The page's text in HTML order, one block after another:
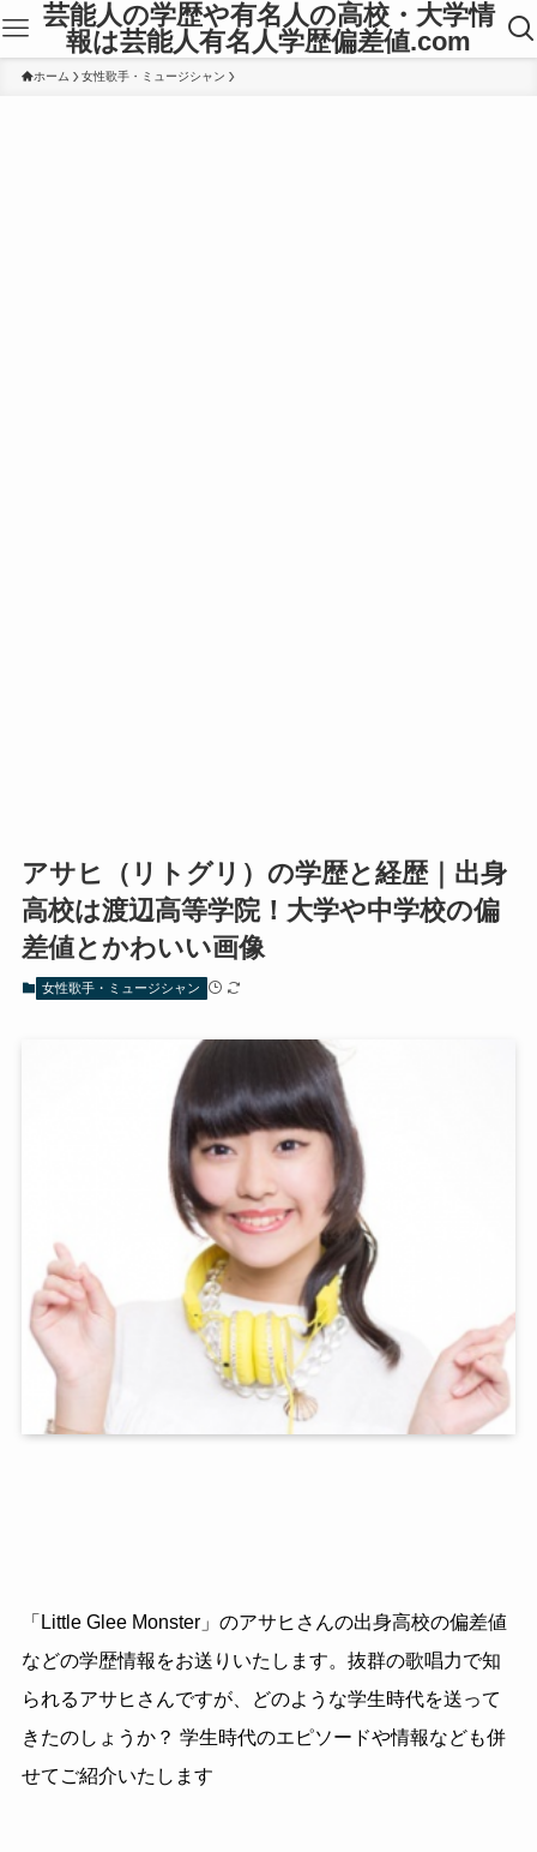
芸能人の学歴や有名人の高校・大学情
報は芸能人有名人学歴偏差値.com
ホーム 女性歌手・ミュージシャン
アサヒ（リトグリ）の学歴と経歴｜出身
高校は渡辺高等学院！大学や中学校の偏
差値とかわいい画像
女性歌手・ミュージシャン
「Little Glee Monster」のアサヒさんの出身高校の偏差値
などの学歴情報をお送りいたします。抜群の歌唱力で知
られるアサヒさんですが、どのような学生時代を送って
きたのしょうか？ 学生時代のエピソードや情報なども併
せてご紹介いたします